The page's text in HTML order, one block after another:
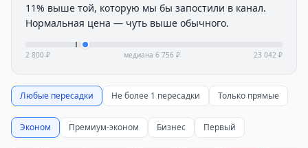
11% выше той, которую мы бы запостили в канал.
Нормальная цена — чуть выше обычного.
2 800 ₽ медиана 6 756 ₽ 23 042 ₽
Любые пересадки Не более 1 пересадки Только прямые
Эконом Премиум-эконом Бизнес Первый